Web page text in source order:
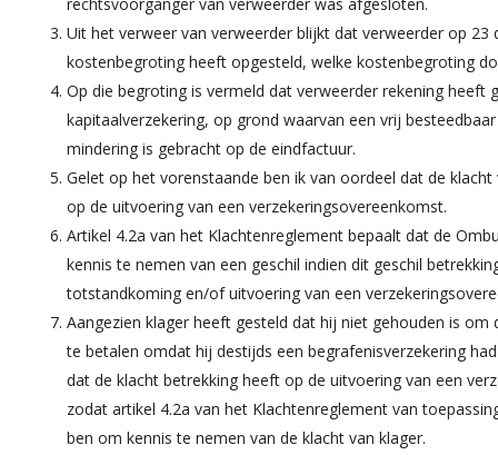
Uit het verweer van verweerder blijkt dat verweerder op 23
kostenbegroting heeft opgesteld, welke kostenbegroting
Op die begroting is vermeld dat verweerder rekening heeft
kapitaalverzekering, op grond waarvan een vrij
mindering is gebracht op de eindfactuur.
Gelet op het vorenstaande ben ik van oordeel dat de
op de uitvoering van een verzekeringsovereenkomst.
Artikel 4.2a van het Klachtenreglement bepaalt dat de
kennis te nemen van een geschil indien dit geschil
totstandkoming en/of uitvoering van een
Aangezien klager heeft gesteld dat hij niet gehouden is om
te betalen omdat hij destijds een begrafenisverzekering
dat de klacht betrekking heeft op de uitvoering van een
zodat artikel 4.2a van het Klachtenreglement van
ben om kennis te nemen van de klacht van klager.